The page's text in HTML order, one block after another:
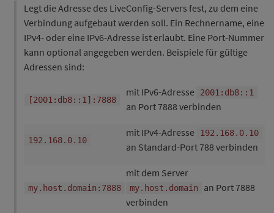
Legt die Adresse des LiveConfig-Servers fest, zu dem eine
Verbindung aufgebaut werden soll. Ein Rechnername, eine
IPv4- oder eine IPv6-Adresse ist erlaubt. Eine Port-Nummer
kann optional angegeben werden. Beispiele für gültige
Adressen sind:
[2001:db8::1]:7888
mit IPv6-Adresse 2001:db8::1
an Port 7888 verbinden
192.168.0.10
mit IPv4-Adresse 192.168.0.10
an Standard-Port 788 verbinden
my.host.domain:7888
mit dem Server
my.host.domain
an Port 7888
verbinden